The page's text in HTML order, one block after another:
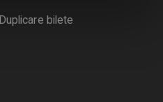
Duplicare bilete